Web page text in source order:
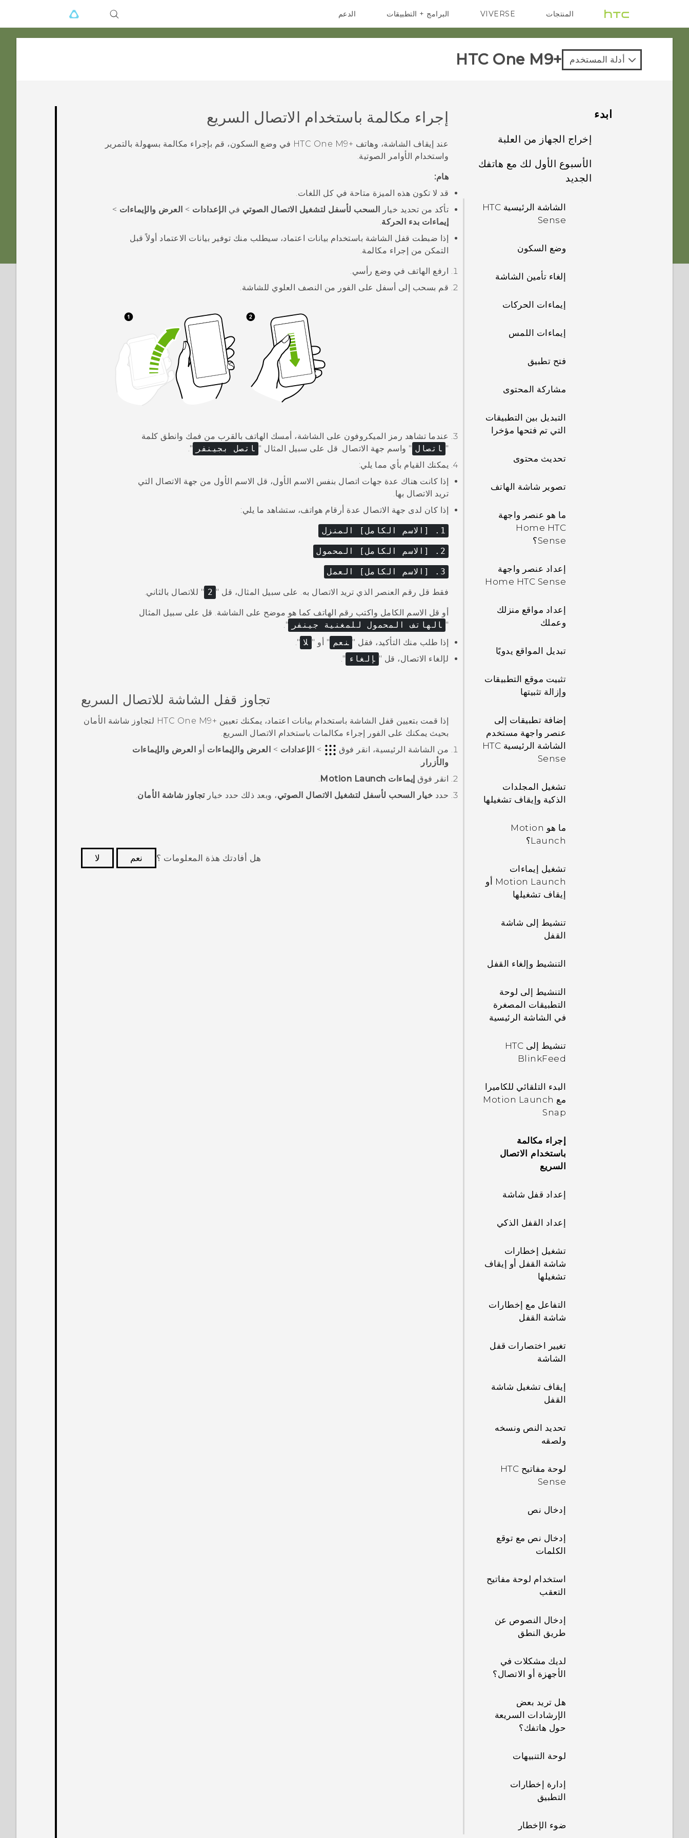
المنتجات
VIVE
G REIGNS أجهزة الهواتف الذكية VIVERSE البرامج + التطبيقات الدعم
HTC One M9+‎ أدلة المستخدم
ابدء
إخراج الجهاز من العلبة
منافذ لأدراج البطاقات
بطاقة التخزين
شحن البطارية
تشغيل الطاقة وإيقاف
الأسبوع الأول لك مع هاتفك
الجديد
الشاشة الرئيسية HTC
Sense
وضع السكون
إلغاء تأمين الشاشة
إيماءات الحركات
إيماءات اللمس
فتح تطبيق
مشاركة المحتوى
التبديل بين التطبيقات
التي تم فتحها مؤخرا
تحديث محتوى
تصوير شاشة الهاتف
ما هو عنصر واجهة
Home HTC
Sense؟
إعداد عنصر واجهة
Home HTC Sense
إعداد مواقع منزلك
وعملك
تبديل المواقع يدويًا
تثبيت موقع التطبيقات
وإزالة تثبيتها
إضافة تطبيقات إلى
عنصر واجهة مستخدم
الشاشة الرئيسية HTC
Sense
تشغيل المجلدات
الذكية وإيقاف تشغيلها
ما هو Motion
Launch؟
تشغيل إيماءات
Motion Launch أو
إيقاف تشغيلها
تنشيط إلى شاشة
القفل
التنشيط وإلغاء القفل
التنشيط إلى لوحة
التطبيقات المصغرة
في الشاشة الرئيسية
تنشيط إلى HTC
BlinkFeed
البدء التلقائي للكاميرا
مع Motion Launch
Snap
إجراء مكالمة
باستخدام الاتصال
السريع
إعداد قفل شاشة
إعداد القفل الذكي
تشغيل إخطارات
شاشة القفل أو إيقاف
تشغيلها
التفاعل مع إخطارات
شاشة القفل
تغيير اختصارات قفل
الشاشة
إيقاف تشغيل شاشة
القفل
تحديد النص ونسخه
ولصقه
لوحة مفاتيح HTC
Sense
إدخال نص
إدخال نص مع توقع
الكلمات
استخدام لوحة مفاتيح
التعقب
إدخال النصوص عن
طريق النطق
لديك مشكلات في
الأجهزة أو الاتصال؟
هل تريد بعض
الإرشادات السريعة
حول هاتفك؟
لوحة التنبيهات
إدارة إخطارات
التطبيق
ضوء الإخطار
إجراء مكالمة باستخدام الاتصال السريع
عند إيقاف الشاشة، وهاتف +HTC One M9
في وضع السكون، قم بإجراء مكالمة بسهولة بالتمرير
واستخدام الأوامر الصوتية.
هام:
قد لا تكون هذه الميزة متاحة في كل اللغات.
تأكد من تحديد خيار
السحب لأسفل لتشغيل الاتصال الصوتي في الإعدادات > العرض والإيماءات >
إيماءات بدء الحركة.
إذا ضبطت قفل الشاشة باستخدام بيانات اعتماد، سيطلب منك توفير بيانات الاعتماد أولاً قبل
التمكن من إجراء مكالمة.
ارفع الهاتف في وضع رأسي.
قم بسحب إلى أسفل على الفور من النصف العلوي للشاشة.
عندما تشاهد رمز الميكروفون على الشاشة، أمسك الهاتف بالقرب من فمك وانطق كلمة
"‍ اتصال "‍ واسم جهة الاتصال. قل على سبيل المثال "‍ اتصل بجينفر
"‍.
يمكنك القيام بأي مما يلي:
إذا كانت هناك عدة جهات اتصال بنفس الاسم الأول، قل الاسم الأول من جهة الاتصال التي
تريد الاتصال بها.
إذا كان لدى جهة الاتصال عدة أرقام هواتف، ستشاهد ما يلي:
1. [الاسم الكامل] المنزل
2. [الاسم الكامل] المحمول
3. [الاسم الكامل] العمل
فقط قل رقم العنصر الذي تريد الاتصال به. على سبيل المثال، قل "‍ 2 "‍ للاتصال بالثاني.
أو قل الاسم الكامل واكتب رقم الهاتف كما هو موضح على الشاشة. قل على سبيل المثال
"‍ الهاتف المحمول للمغنية جينفر
"‍.
إذا طلب منك التأكيد، فقل "‍ نعم "‍ أو "‍ لا "‍.
لإلغاء الاتصال، قل "‍ إلغاء "‍.
تجاوز قفل الشاشة للاتصال السريع
إذا قمت بتعيين قفل الشاشة باستخدام بيانات اعتماد، يمكنك تعيين +HTC One M9
لتجاوز شاشة الأمان
بحيث يمكنك على الفور إجراء مكالمات باستخدام الاتصال السريع.
من الشاشة الرئيسية، انقر فوق > الإعدادات > العرض والإيماءات أو العرض والإيماءات
والأزرار .
انقر فوق إيماءات Motion Launch
.
حدد خيار السحب لأسفل لتشغيل الاتصال الصوتي، وبعد ذلك حدد خيارتجاوز شاشة الأمان.
هل أفادتك هذة المعلومات ؟ نعم
لا